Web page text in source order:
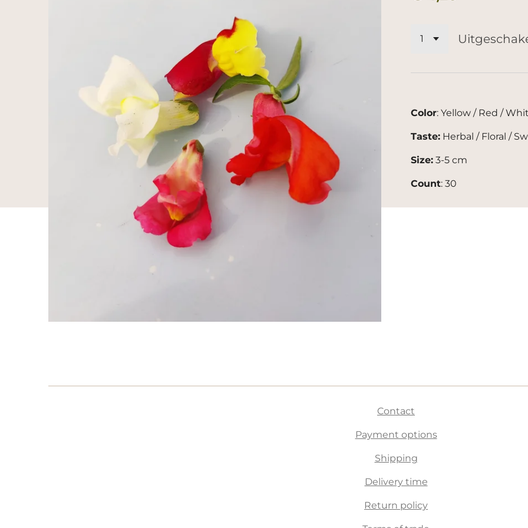
Color: Yellow / Red /
Taste: Herbal / Floral /
Size: 3-5 cm
Count: 30
Contact
Payment options
Shipping
Delivery time
Return policy